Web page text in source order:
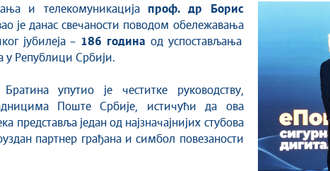
и телекомуникација проф. др Борис
је данас свечаности поводом обележавања
јубилеја – 186 година од успостављања
у Републици Србији.
упутио је честитке руководству,
Поште Србије, истичући да ова
представља један од најзначајнијих стубова
партнер грађана и симбол повезаности